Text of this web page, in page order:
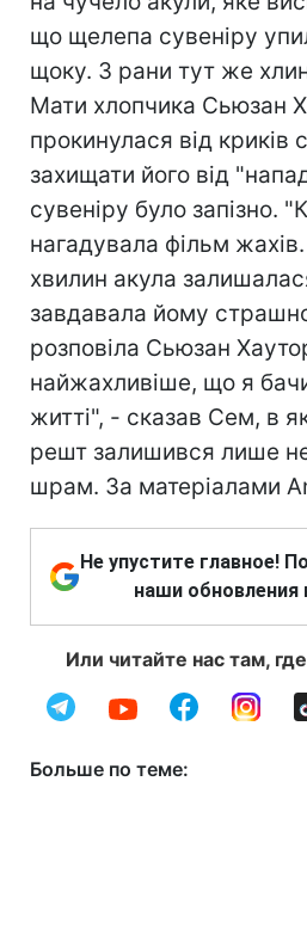
що щелепа сувеніру
щоку. З рани тут же
Мати хлопчика Сьюзан
прокинулася від криків
захищати його від
сувеніру було запізно.
нагадувала фільм
хвилин акула
завдавала йому
розповіла Сьюзан
найжахливіше, що я
житті", - сказав Сем, в
решт залишився лише
шрам. За матеріалами
Не упустите главное!
наши обновления
Или читайте нас там,
Больше по теме: